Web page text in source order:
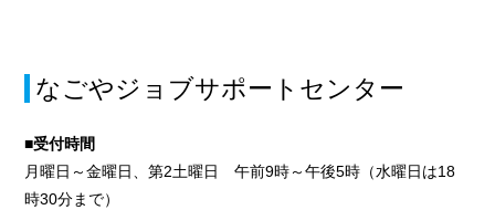
なごやジョブサポートセンター
■受付時間
月曜日～金曜日、第2土曜日 午前9時～午後5時（水曜日は18
時30分まで）